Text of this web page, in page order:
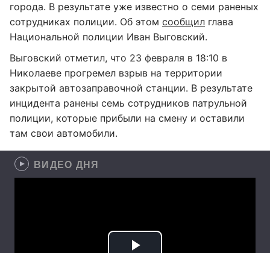
города. В результате уже известно о семи раненых
сотрудниках полиции. Об этом сообщил глава
Национальной полиции Иван Выговский.
Выговский отметил, что 23 февраля в 18:10 в
Николаеве прогремел взрыв на территории
закрытой автозаправочной станции. В результате
инцидента ранены семь сотрудников патрульной
полиции, которые прибыли на смену и оставили
там свои автомобили.
ВИДЕО ДНЯ